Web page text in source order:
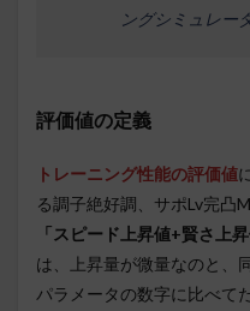
ングシミュレー
評価値の定義
トレーニング性能の評価値
る調子絶好調、サポLv完凸
「スピード上昇値+賢さ上昇
は、上昇量が微量なのと、
パラメータの数字に比べて